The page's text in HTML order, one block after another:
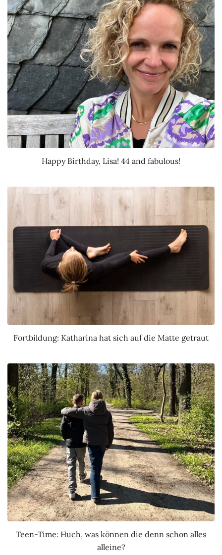
Happy Birthday, Lisa! 44 and fabulous!
Fortbildung: Katharina hat sich auf die Matte getraut
Teen-Time: Huch, was können die denn schon alles
alleine?